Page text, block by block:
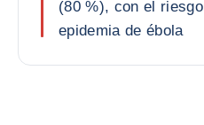
(80 %), con el
epidemia de ébola